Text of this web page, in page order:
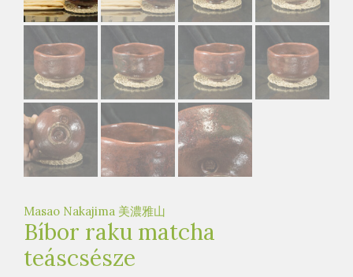
t
e
a
h
á
z
Masao Nakajima 美濃雅山
Bíbor raku matcha
teáscsésze